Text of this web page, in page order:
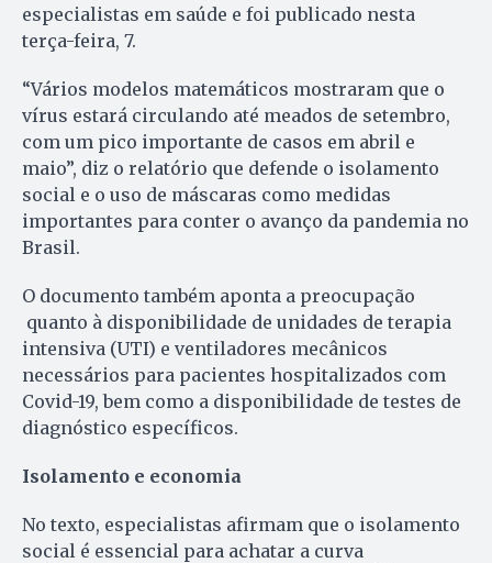
especialistas em saúde e foi publicado nesta
terça-feira, 7.
“Vários modelos matemáticos mostraram que o
vírus estará circulando até meados de setembro,
com um pico importante de casos em abril e
maio”, diz o relatório que defende o isolamento
social e o uso de máscaras como medidas
importantes para conter o avanço da pandemia no
Brasil.
O documento também aponta a preocupação
quanto à disponibilidade de unidades de terapia
intensiva (UTI) e ventiladores mecânicos
necessários para pacientes hospitalizados com
Covid-19, bem como a disponibilidade de testes de
diagnóstico específicos.
Isolamento e economia
No texto, especialistas afirmam que o isolamento
social é essencial para achatar a curva